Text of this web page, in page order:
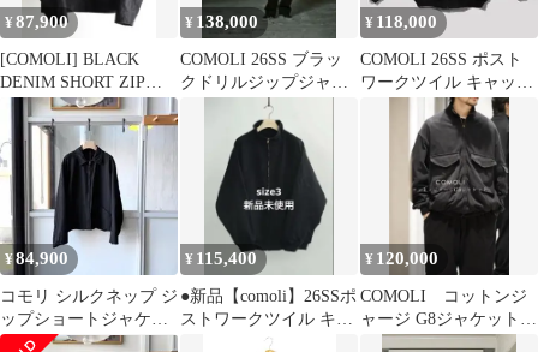
¥87,900
[COMOLI] BLACK
DENIM SHORT ZIP
JACKET 2
¥ 138,000
COMOLI 26SS ブラッ
クドリルジップジャケ
¥ 118,000
COMOLI 26SS ポスト
ワークツイル キャップ
ショルダーブルゾン サ
¥84,900
コモリ シルクネップ ジ
ップショートジャケッ
ト 3 comoli 26ss
¥ 115,400
●新品【comoli】26SSポ
ストワークツイル キャ
ップショルダーブルゾ
¥ 120,000
COMOLI コットンジ
ャージ G8ジャケット
c03-05005 サイズ：3